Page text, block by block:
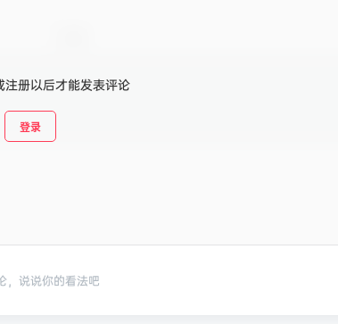
注册以后才能发表评论
登录
，说说你的看法吧